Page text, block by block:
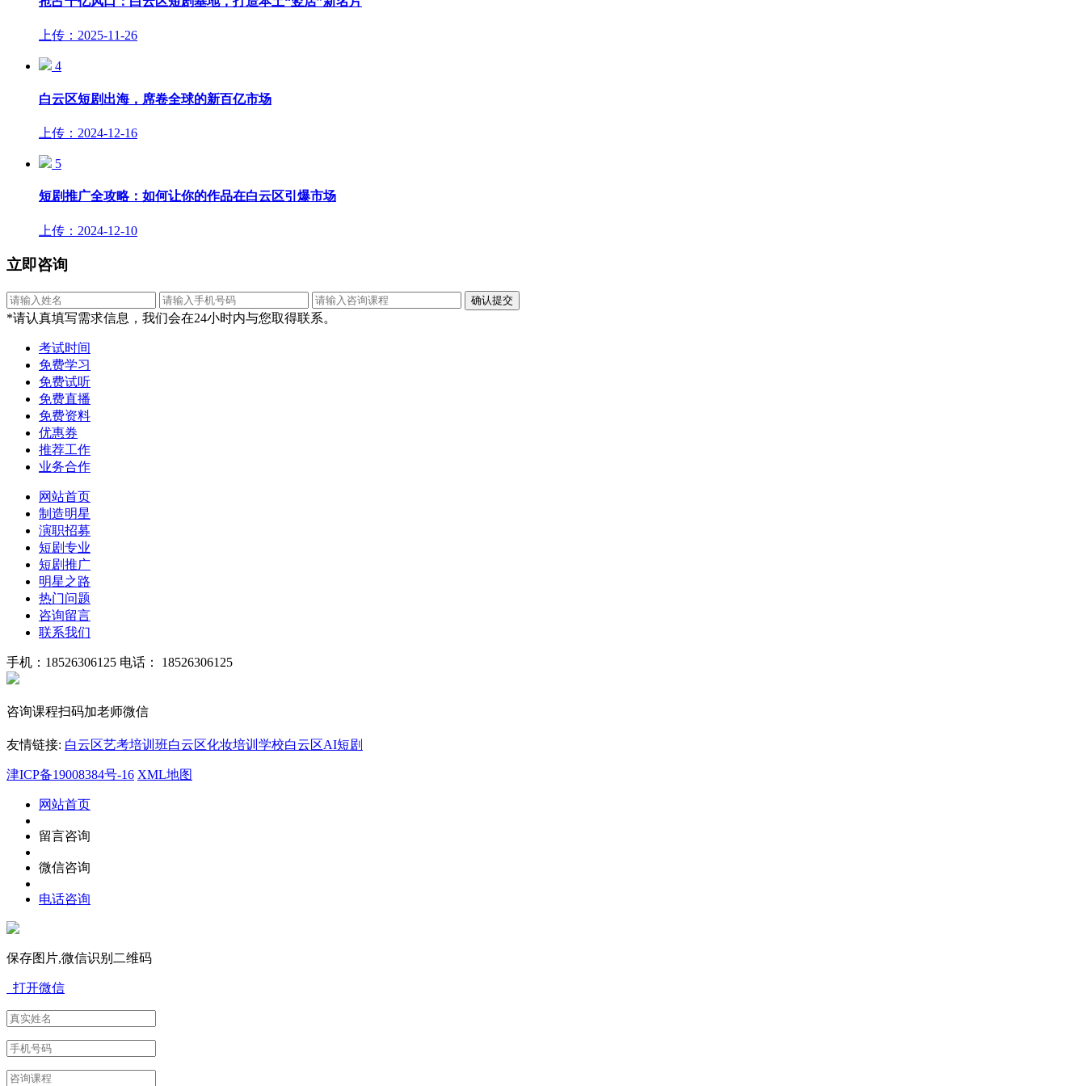
上传：2025-11-26
4
白云区短剧出海，席卷全球的新百亿市场
上传：2024-12-16
5
短剧推广全攻略：如何让你的作品在白云区引爆市场
上传：2024-12-10
立即咨询
*请认真填写需求信息，我们会在24小时内与您取得联系。
考试时间
免费学习
免费试听
免费直播
免费资料
优惠券
推荐工作
业务合作
网站首页
制造明星
演职招募
短剧专业
短剧推广
明星之路
热门问题
咨询留言
联系我们
手机：18526306125 电话： 18526306125
咨询课程扫码加老师微信
友情链接: 白云区艺考培训班白云区化妆培训学校白云区AI短剧
津ICP备19008384号-16 XML地图
网站首页
留言咨询
微信咨询
电话咨询
保存图片,微信识别二维码
打开微信